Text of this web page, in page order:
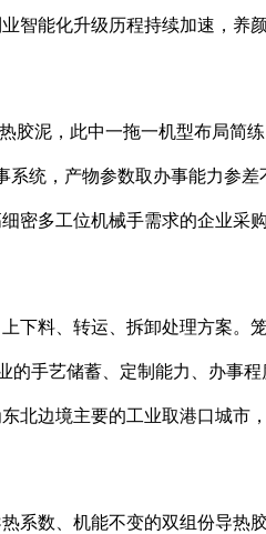
智能化升级历程持续加速，养
泥，此中一拖一机型布局简
统，产物参数取办事能力参
密多工位机械手需求的企业采
料、转运、拆卸处理方案。
手艺储蓄、定制能力、办事
北边境主要的工业取港口城市
数、机能不变的双组份导热